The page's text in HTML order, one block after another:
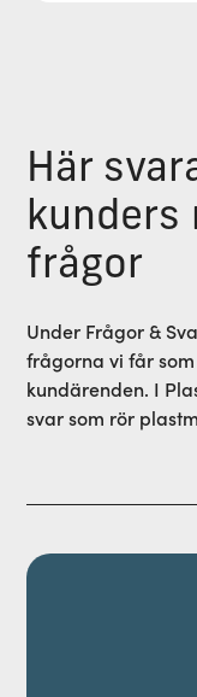
Här
kunders
frågor
Under Frågor &
frågorna vi får
kundärenden. I
svar som rör